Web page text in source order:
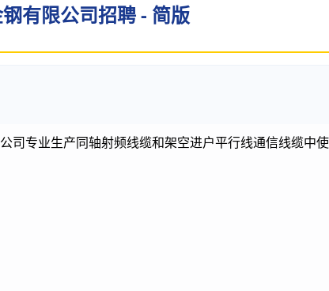
有限公司招聘 - 简版
司专业生产同轴射频线缆和架空进户平行线通信线缆中